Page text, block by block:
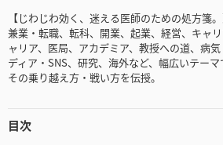
【じわじわ効く、迷える医師のための処方箋。
兼業・転職、転科、開業、起業、経営、キャ
ャリア、医局、アカデミア、教授への道、病
ディア・SNS、研究、海外など、幅広いテーマ
その乗り越え方・戦い方を伝授。
目次